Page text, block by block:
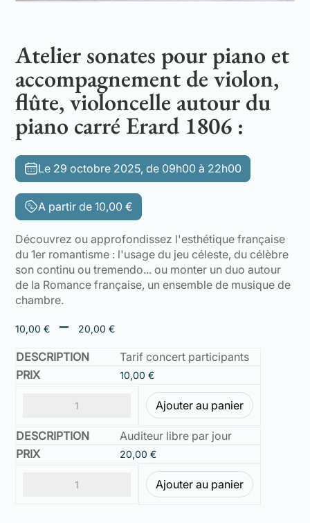
Atelier sonates pour piano et
accompagnement de violon,
flûte, violoncelle autour du
piano carré Erard 1806 :
Le 29 octobre 2025, de 09h00 à 22h00
A partir de10,00€
Découvrez ou approfondissez l'esthétique française
du 1er romantisme : l'usage du jeu céleste, du célèbre
son continu ou tremendo... ou monter un duo autour
de la Romance française, un ensemble de musique de
chambre.
10,00€ – 20,00€Plage
prix :
10,00 €
à
20,00 €
Tarif concert participants
10,00€
Ajouter au panier
Auditeur libre par jour
20,00€
Ajouter au panier